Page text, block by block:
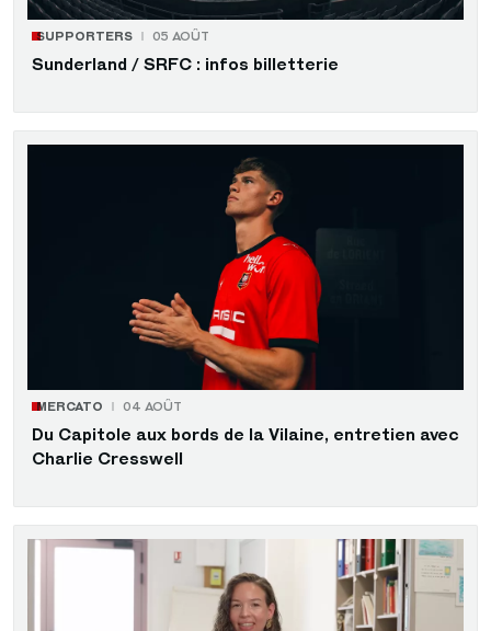
SUPPORTERS 05 AOÛT
Sunderland / SRFC : infos billetterie
MERCATO 04 AOÛT
Du Capitole aux bords de la Vilaine, entretien avec
Charlie Cresswell